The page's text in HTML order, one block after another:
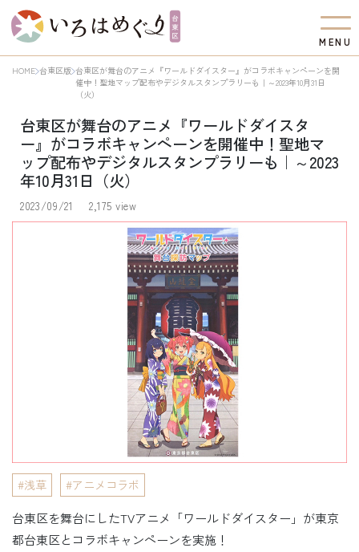
M EN U
HOME 台東区版 台東区が舞台のアニメ『ワールドダイスター』がコラボキャンペーンを開
催中！聖地マップ配布やデジタルスタンプラリーも｜～2023年10月31日
（火）
台東区が舞台のアニメ『ワールドダイスタ
ー』がコラボキャンペーンを開催中！聖地マ
ップ配布やデジタルスタンプラリーも｜～2023
年10月31日（火）
2023/09/21 2,175 view
浅草 アニメコラボ
台東区を舞台にしたTVアニメ「ワールドダイスター」が東京
都台東区とコラボキャンペーンを実施！